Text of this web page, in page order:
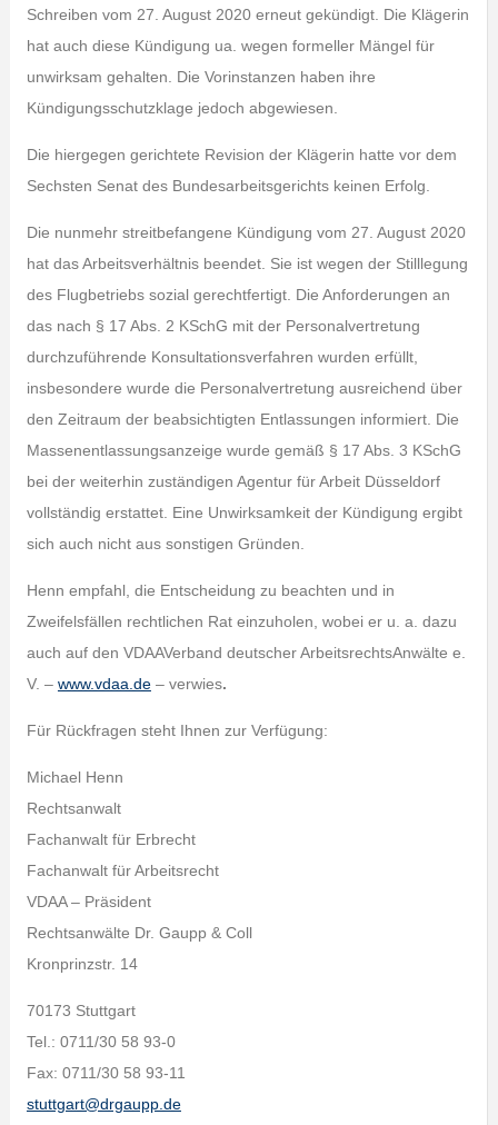
Schreiben vom 27. August 2020 erneut gekündigt. Die Klägerin
hat auch diese Kündigung ua. wegen formeller Mängel für
unwirksam gehalten. Die Vorinstanzen haben ihre
Kündigungsschutzklage jedoch abgewiesen.
Die hiergegen gerichtete Revision der Klägerin hatte vor dem
Sechsten Senat des Bundesarbeitsgerichts keinen Erfolg.
Die nunmehr streitbefangene Kündigung vom 27. August 2020
hat das Arbeitsverhältnis beendet. Sie ist wegen der Stilllegung
des Flugbetriebs sozial gerechtfertigt. Die Anforderungen an
das nach § 17 Abs. 2 KSchG mit der Personalvertretung
durchzuführende Konsultationsverfahren wurden erfüllt,
insbesondere wurde die Personalvertretung ausreichend über
den Zeitraum der beabsichtigten Entlassungen informiert. Die
Massenentlassungsanzeige wurde gemäß § 17 Abs. 3 KSchG
bei der weiterhin zuständigen Agentur für Arbeit Düsseldorf
vollständig erstattet. Eine Unwirksamkeit der Kündigung ergibt
sich auch nicht aus sonstigen Gründen.
Henn empfahl, die Entscheidung zu beachten und in
Zweifelsfällen rechtlichen Rat einzuholen, wobei er u. a. dazu
auch auf den VDAAVerband deutscher ArbeitsrechtsAnwälte e.
V. – www.vdaa.de– verwies.
Für Rückfragen steht Ihnen zur Verfügung:
Michael Henn
Rechtsanwalt
Fachanwalt für Erbrecht
Fachanwalt für Arbeitsrecht
VDAA – Präsident
Rechtsanwälte Dr. Gaupp & Coll
Kronprinzstr. 14
70173 Stuttgart
Tel.: 0711/30 58 93-0
Fax: 0711/30 58 93-11
stuttgart@drgaupp.de